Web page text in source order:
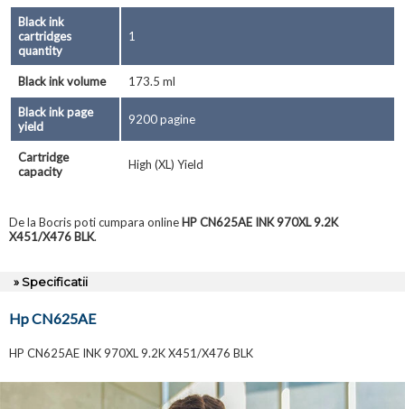
Black ink
cartridges
quantity
1
Black ink volume 173.5 ml
Black ink page
yield
9200 pagine
Cartridge
capacity
High (XL) Yield
De la Bocris poti cumpara online HP CN625AE INK 970XL 9.2K
X451/X476 BLK.
» Specificatii
Hp CN625AE
HP CN625AE INK 970XL 9.2K X451/X476 BLK